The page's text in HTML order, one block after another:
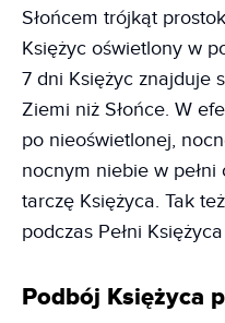
Słońcem trójkąt
Księżyc oświetlony w
7 dni Księżyc znajduje
Ziemi niż Słońce. W
po nieoświetlonej,
nocnym niebie w pełni
tarczę Księżyca. Tak
podczas Pełni
Podbój Księżyca